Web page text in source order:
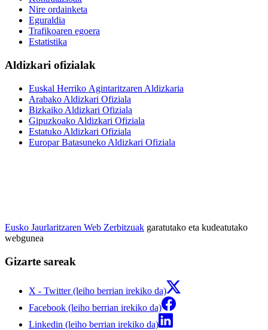
Nire ordainketa
Eguraldia
Trafikoaren egoera
Estatistika
Aldizkari ofizialak
Euskal Herriko Agintaritzaren Aldizkaria
Arabako Aldizkari Ofiziala
Bizkaiko Aldizkari Ofiziala
Gipuzkoako Aldizkari Ofiziala
Estatuko Aldizkari Ofiziala
Europar Batasuneko Aldizkari Ofiziala
Eusko Jaurlaritzaren Web Zerbitzuak garatutako eta kudeatutako
webgunea
Gizarte sareak
X - Twitter (leiho berrian irekiko da)
Facebook (leiho berrian irekiko da)
Linkedin (leiho berrian irekiko da)